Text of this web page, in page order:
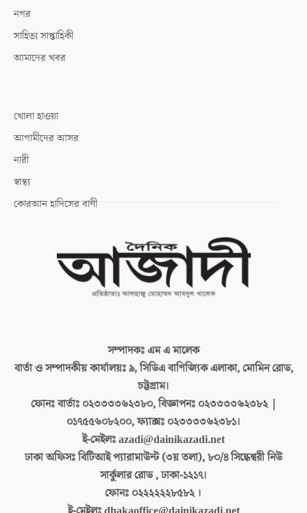
নগর
সাহিত্য সাপ্তাহিকী
আমাদের খবর
খোলা হাওয়া
আগামীদের আসর
নারী
স্বাস্থ্য
কোরআন হাদিসের বাণী
সম্পাদকঃএম এ মালেক
বার্তা ও সম্পাদকীয় কার্যালয়ঃ৯, সিডিএ বাণিজ্যিক এলাকা, মোমিন রোড,
চট্টগ্রাম।
ফোনঃ বার্তাঃ ০২৩৩৩৩৬২৩৮০, বিজ্ঞাপনঃ ০২৩৩৩৩৬২৩৮২ |
০১৭৫৫৬০৮২০০, ফ্যাক্সঃ ০২৩৩৩৩৬২৩৮১।
ই-মেইলঃazadi@dainikazadi.net
ঢাকা অফিসঃবিটিআই প্যারামাউন্ট (৩য় তলা), ৮০/৪ সিদ্ধেশ্বরী নিউ
সার্কুলার রোড , ঢাকা-১২১৭।
ফোনঃ ০২২২২২২৮৫৮২ ।